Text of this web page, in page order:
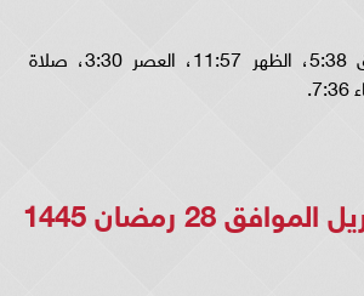
الفجر 4:09، الشروق 5:38، الظهر 11:57، العصر 3:30، صلاة